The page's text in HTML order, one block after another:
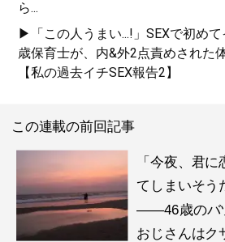
ら...
▶「この人うまい...!」SEXで初め
歳保育士が、内&外2点責めされた
【私の過去イチSEX報告2】
この連載の前回記事
「今夜、君に
てしまいそう
――46歳のバ
おじさんはク